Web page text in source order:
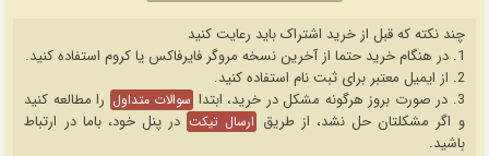
چند نکته که قبل از خرید اشتراک باید رعایت کنید
1. در هنگام خرید حتما از آخرین نسخه مروگر فایرفاکس یا کروم استفاده کنید.
2. از ایمیل معتبر برای ثبت نام استفاده کنید.
3. در صورت بروز هرگونه مشکل در خرید، ابتدا
سوالات متداول را مطالعه کنید
و اگر مشکلتان حل نشد، از طریق ارسال تیکت در پنل خود، باما در ارتباط
باشید.